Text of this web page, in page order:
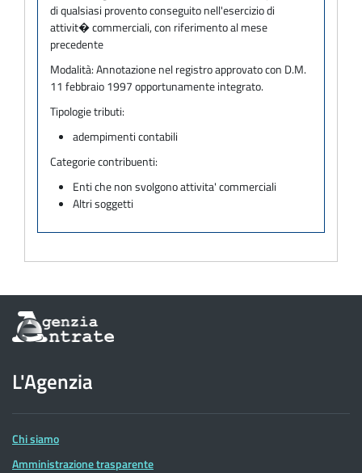
di qualsiasi provento conseguito nell'esercizio di
attivit� commerciali, con riferimento al mese
precedente
Modalità:Annotazione nel registro approvato con D.M.
11 febbraio 1997 opportunamente integrato.
Tipologie tributi:
adempimenti contabili
Categorie contribuenti:
Enti che non svolgono attivita' commerciali
Altri soggetti
Informazioni
sul
dell'Agenzia
delle
Entrate
L'Agenzia
Chi siamo
Amministrazione trasparente